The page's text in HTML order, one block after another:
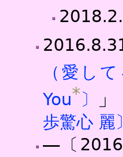
（愛し
You*〕 」
歩驚心 麗〕
―〔